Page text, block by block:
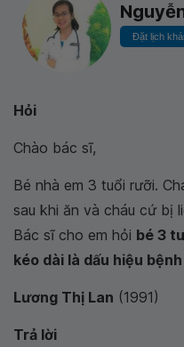
Đặt lịch
Hỏi
Chào bác sĩ,
Bé nhà em 3 tuổi rưỡi.
sau khi ăn và cháu cứ bị
Bác sĩ cho em hỏi bé 3
kéo dài là dấu hiệu
Lương Thị Lan (1991)
Trả lời